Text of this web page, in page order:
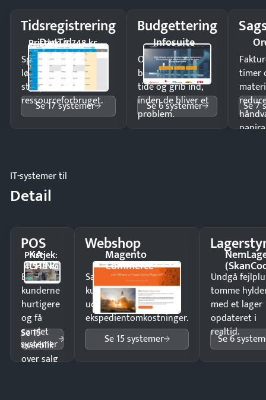
Tidsregistrering
DanTid
Pristjek: 5.748 kr
Spar tid på
lønberegning og få
styr på
ressourceforbruget.
Se 17 systemer
Budgettering
Infosuite
Opdag
budgetafvigelser i
tide og grib ind,
inden de bliver et
problem.
Se 6 systemer
timer
Se 7
IT-systemer til
Detail
POS
KA-
CHING
Pristjek:
4.548 kr
Ekspedér
kunderne
hurtigere
og få
samlet
overblik
over salg
Se 15
systemer
Webshop
Magento
Commerce
Sælg produkter 24/7 til
kunder i hele landet
uden
ekspedientomkostninger.
Se 15 systemer
Undgå
tomme
med et lager
opdateret i
realtid.
Se 6